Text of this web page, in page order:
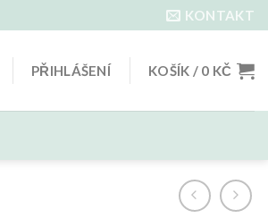
KONTAKT
PŘIHLÁŠENÍ KOŠÍK / 0 KČ